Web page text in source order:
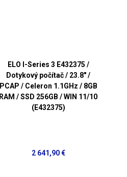
ELO I-Series 3 E432375 /
Dotykový počítač / 23.8" /
PCAP / Celeron 1.1GHz / 8GB
RAM / SSD 256GB / WIN 11/10
(E432375)
2 641,90 €